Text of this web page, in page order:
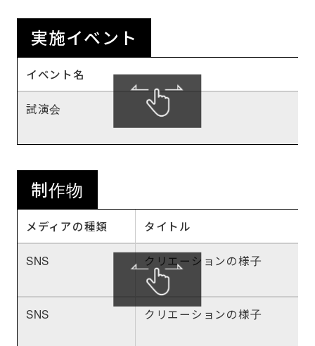
実施イベント
イベント名
試演会
制作物
メディアの種類 タイトル
SNS クリエーションの様子
SNS クリエーションの様子